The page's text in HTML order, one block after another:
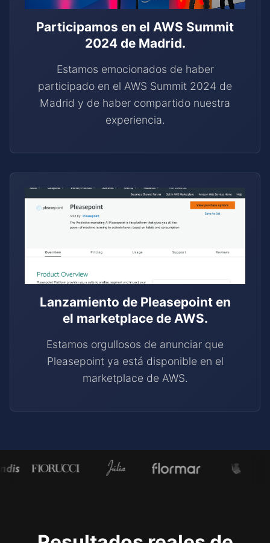
Participamos en el AWS Summit
2024 de Madrid.
Estamos emocionados de haber
participado en el AWS Summit 2024 de
Madrid y de haber compartido nuestra
experiencia.
Lanzamiento de Pleasepoint en
el marketplace de AWS.
Estamos orgullosos de anunciar que
Pleasepoint ya está disponible en el
marketplace de AWS.